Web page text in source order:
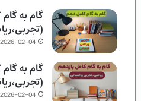
گام به
2026-02-04
گام به
2026-02-04